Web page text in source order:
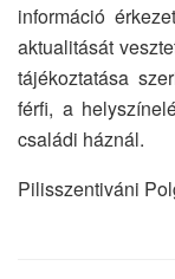
információ
aktualitását
tájékoztatása
férfi, a
családi háznál.
Pilisszentiváni